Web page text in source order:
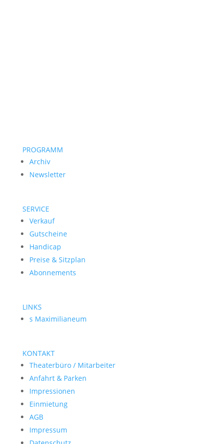
PROGRAMM
Archiv
Newsletter
SERVICE
Verkauf
Gutscheine
Handicap
Preise & Sitzplan
Abonnements
LINKS
s Maximilianeum
KONTAKT
Theaterbüro / Mitarbeiter
Anfahrt & Parken
Impressionen
Einmietung
AGB
Impressum